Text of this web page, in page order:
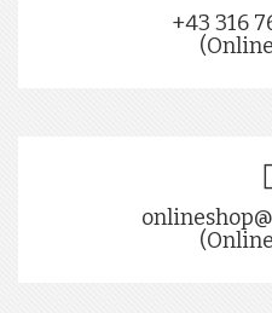
+43 316